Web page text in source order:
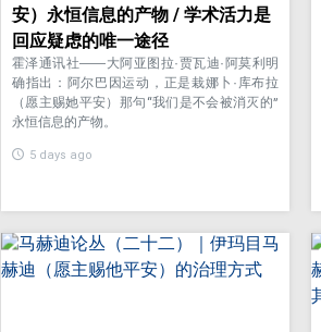
安）永恒信息的产物 / 学术活力是
回应疑虑的唯一途径
霍泽通讯社——大阿亚图拉·贾瓦迪·阿莫利明
确指出：阿尔巴因运动，正是栽娜卜·库布拉
（愿主赐她平安）那句“我们是不会被消灭的”
永恒信息的产物。
5 days ago